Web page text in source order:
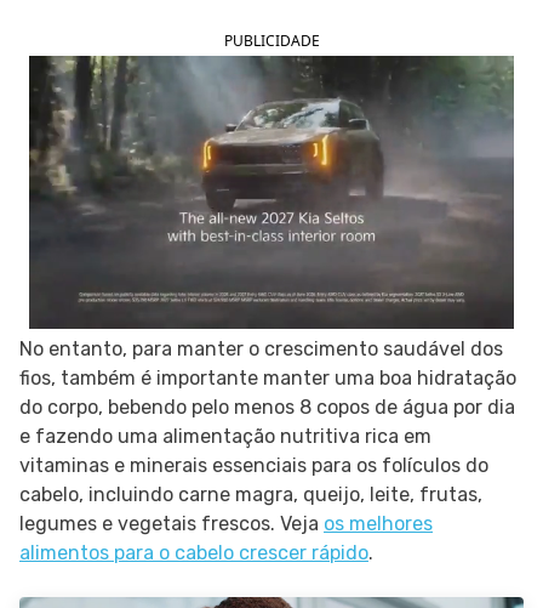
PUBLICIDADE
No entanto, para manter o crescimento saudável dos
fios, também é importante manter uma boa hidratação
do corpo, bebendo pelo menos 8 copos de água por dia
e fazendo uma alimentação nutritiva rica em
vitaminas e minerais essenciais para os folículos do
cabelo, incluindo carne magra, queijo, leite, frutas,
legumes e vegetais frescos. Veja os melhores
alimentos para o cabelo crescer rápido.